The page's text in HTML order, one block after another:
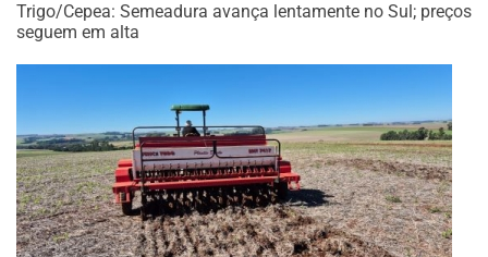
Trigo/Cepea: Semeadura avança lentamente no Sul; preços
seguem em alta